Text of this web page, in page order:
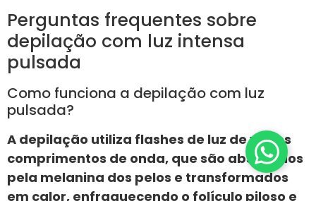
Perguntas frequentes sobre
depilação com luz intensa
pulsada
Como funciona a depilação com luz
pulsada?
A depilação utiliza flashes de luz de vários
comprimentos de onda, que são absorvidos
pela melanina dos pelos e transformados
em calor, enfraquecendo o folículo piloso e